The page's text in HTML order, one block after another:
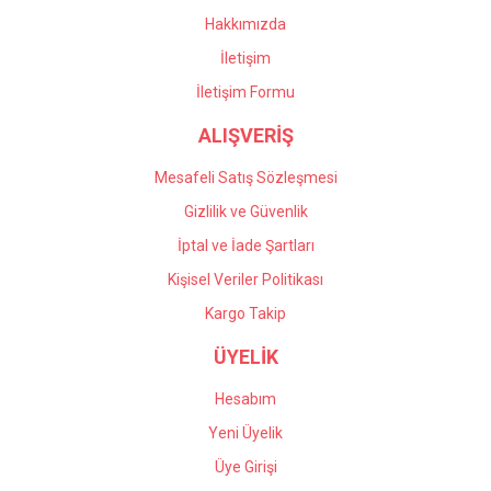
Önder Kaçar | 20/05/2026
Hakkımızda
İletişim
İletişim Formu
ALIŞVERİŞ
Mesafeli Satış Sözleşmesi
Gizlilik ve Güvenlik
İptal ve İade Şartları
Kişisel Veriler Politikası
Kargo Takip
ÜYELİK
Hesabım
Yeni Üyelik
Üye Girişi